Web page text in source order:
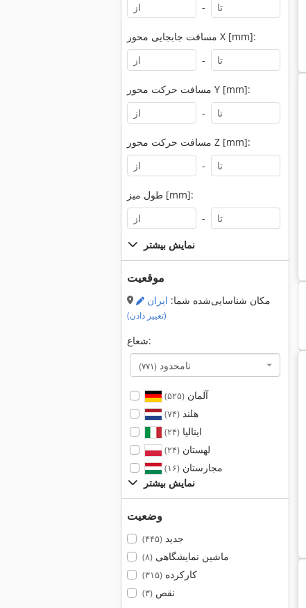
-
مسافت جابجایی محور X [mm]:
-
مسافت حرکت محور Y [mm]:
-
مسافت حرکت محور Z [mm]:
-
طول میز [mm]:
-
نمایش بیشتر
موقعیت
مکان شناسایی‌شده شما: ایران
(تغییر دادن)
شعاع:
نامحدود (۷۷۱)
آلمان(۵۲۵)
هلند(۷۴)
ایتالیا(۲۴)
لهستان(۲۴)
مجارستان(۱۶)
نمایش بیشتر
وضعیت
جدید(۴۴۵)
ماشین نمایشگاهی(۸)
کارکرده(۳۱۵)
نقص(۳)
Servomotor